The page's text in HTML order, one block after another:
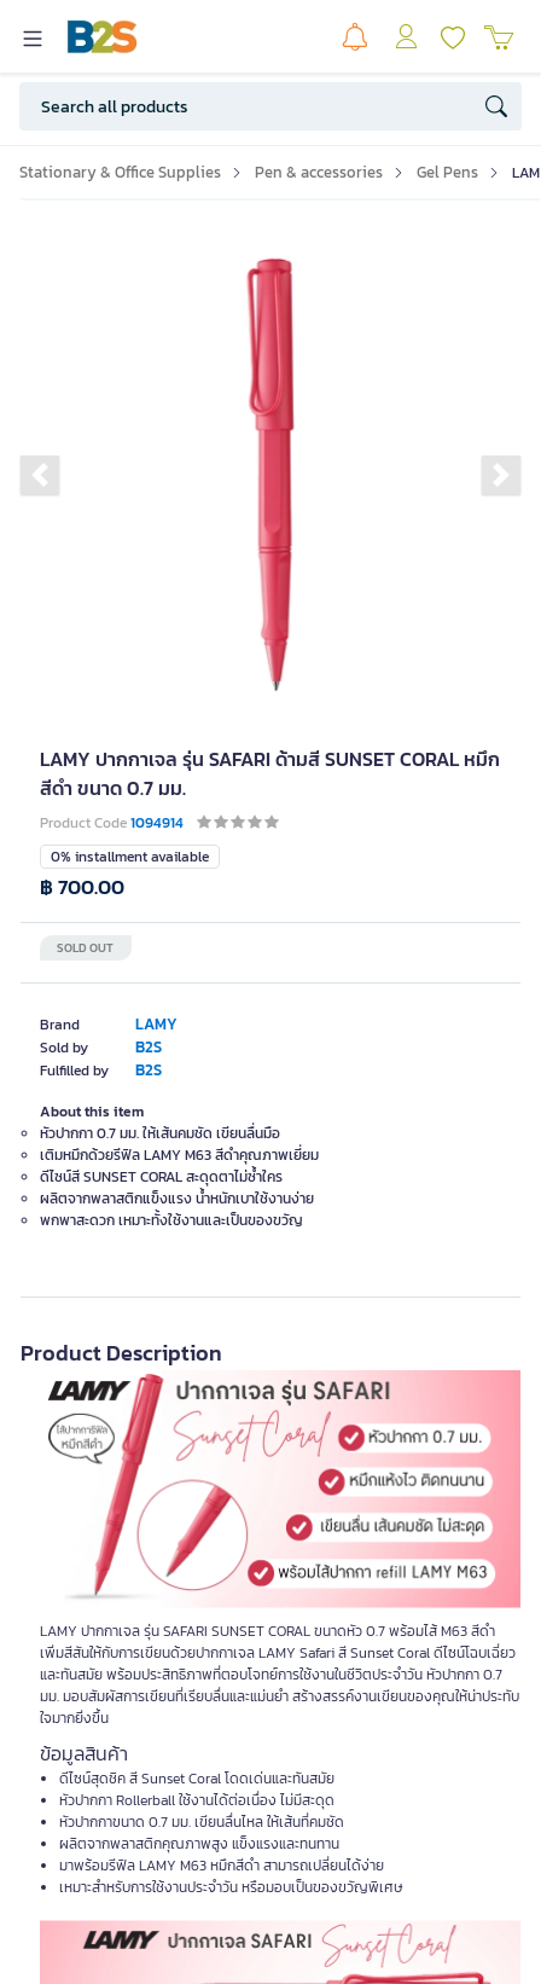
Stationary & Office Supplies Pen & accessories Gel Pens
Previous slide
LAMY ปากกาเจล รุ่น SAFARI ด้ามสี SUNSET CORAL หมึก
สีดำ ขนาด 0.7 มม.
Product Code1094914
Brand LAMY
Sold by B2S
Fulfilled by B2S
0% installment available
SOLD OUT
฿ 700.00
About this item
หัวปากกา 0.7 มม. ให้เส้นคมชัด เขียนลื่นมือ
เติมหมึกด้วยรีฟิล LAMY M63 สีดำคุณภาพเยี่ยม
ดีไซน์สี SUNSET CORAL สะดุดตาไม่ซ้ำใคร
ผลิตจากพลาสติกแข็งแรง น้ำหนักเบาใช้งานง่าย
พกพาสะดวก เหมาะทั้งใช้งานและเป็นของขวัญ
Product Description
LAMY ปากกาเจล รุ่น SAFARI SUNSET CORAL ขนาดหัว 0.7 พร้อมไส้ M63 สีดำ
เพิ่มสีสันให้กับการเขียนด้วยปากกาเจล LAMY Safari สี Sunset Coral ดีไซน์โฉบเฉี่ยว
และทันสมัย พร้อมประสิทธิภาพที่ตอบโจทย์การใช้งานในชีวิตประจำวัน หัวปากกา 0.7
มม. มอบสัมผัสการเขียนที่เรียบลื่นและแม่นยำ สร้างสรรค์งานเขียนของคุณให้น่าประทับ
ใจมากยิ่งขึ้น
ข้อมูลสินค้า
ดีไซน์สุดชิค สี Sunset Coral โดดเด่นและทันสมัย
หัวปากกา Rollerball ใช้งานได้ต่อเนื่อง ไม่มีสะดุด
หัวปากกาขนาด 0.7 มม. เขียนลื่นไหล ให้เส้นที่คมชัด
ผลิตจากพลาสติกคุณภาพสูง แข็งแรงและทนทาน
มาพร้อมรีฟิล LAMY M63 หมึกสีดำ สามารถเปลี่ยนได้ง่าย
เหมาะสำหรับการใช้งานประจำวัน หรือมอบเป็นของขวัญพิเศษ